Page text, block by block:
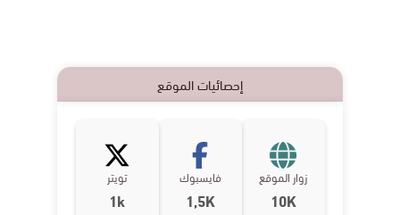
إحصائيات الموقع
زوار الموقع
10K
فايسبوك
1,5K
تويتر
1k